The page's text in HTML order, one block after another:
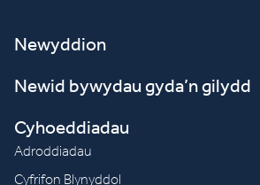
Newyddion
Newid bywydau gyda’n gilydd
Cyhoeddiadau
Adroddiadau
Cyfrifon Blynyddol